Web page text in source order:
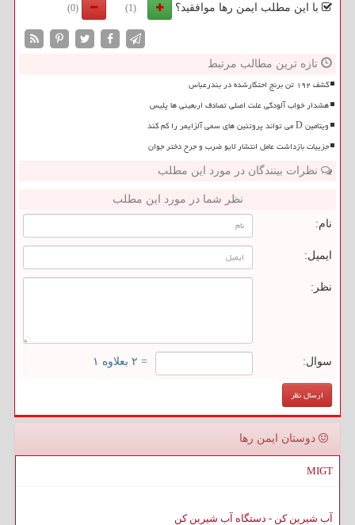
با این مطلب ایمن رها موافقید؟ (1)
(0)
تازه ترین مطالب مرتبط
کشف ۱۹۲ تن برنج احتکارشده در بندرعباس
هشدار خواب آلودگی علت اصلی تصادف اربعینی ها پلیس
ویتامین D می تواند پروتئین های سمی آلزایمر را کم کند
جزییات بازداشت عامل انتشار لایو ضرب و جرح دختر جوان
نظرات بینندگان در مورد این مطلب
نظر شما در مورد این مطلب
نام:
ایمیل:
نظر:
سوال: = ۲ بعلاوه ۱
دوستان ایمن رها
MIGT
آب شیرین کن - دستگاه آب شیرین کن